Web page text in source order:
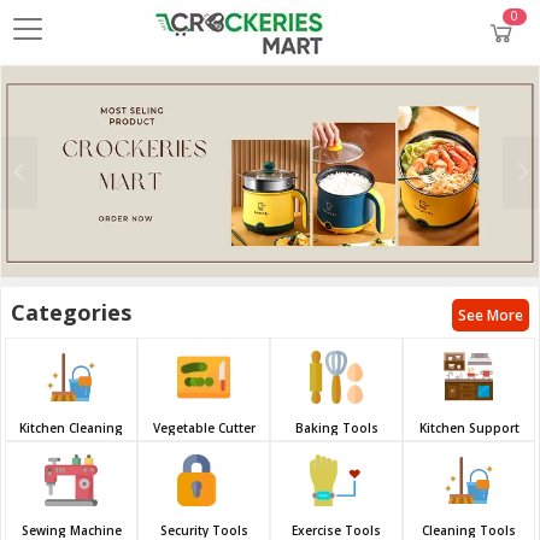
0
Categories See More
Kitchen Cleaning
Sewing Machine
Vegetable Cutter
Security Tools
Baking Tools
Exercise Tools
Kitchen Support
Cleaning Tools